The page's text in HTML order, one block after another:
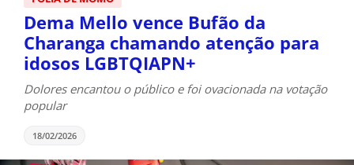
Dema Mello vence Bufão da
Charanga chamando atenção para
idosos LGBTQIAPN+
Dolores encantou o público e foi ovacionada na votação
popular
18/02/2026